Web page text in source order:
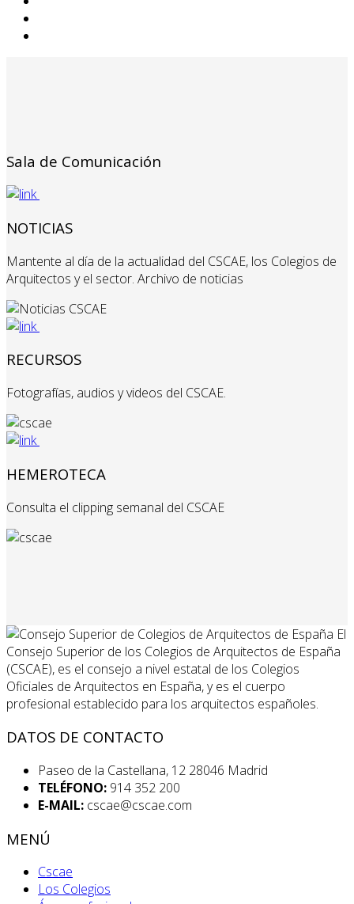
Sala de Comunicación
NOTICIAS
Mantente al día de la actualidad del CSCAE, los Colegios de
Arquitectos y el sector. Archivo de noticias
RECURSOS
Fotografías, audios y videos del CSCAE.
HEMEROTECA
Consulta el clipping semanal del CSCAE
El
Consejo Superior de los Colegios de Arquitectos de España
(CSCAE), es el consejo a nivel estatal de los Colegios
Oficiales de Arquitectos en España, y es el cuerpo
profesional establecido para los arquitectos españoles.
DATOS DE CONTACTO
Paseo de la Castellana, 12 28046 Madrid
TELÉFONO: 914 352 200
E-MAIL: cscae@cscae.com
MENÚ
Cscae
Los Colegios